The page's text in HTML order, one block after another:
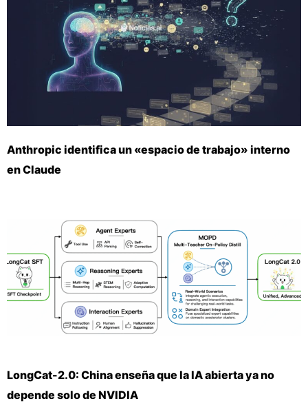
Anthropic identifica un «espacio de trabajo» interno
en Claude
LongCat-2.0: China enseña que la IA abierta ya no
depende solo de NVIDIA